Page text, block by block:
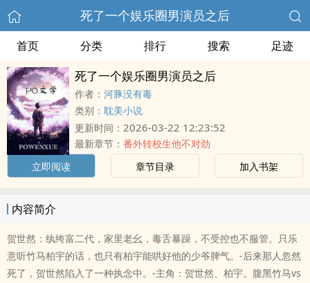
死了一个娱乐圈男演员之后
首页 分类 排行 搜索 足迹
死了一个娱乐圈男演员之后
作者： 河豚没有毒
类别： 耽美小说
更新时间： 2026-03-22 12:23:52
最新章节： 番外转校生他不对劲
立即阅读
章节目录 加入书架
内容简介
贺世然：纨绔富二代，家里老幺，毒舌暴躁，不受控也不服管。只乐
意听竹马柏宇的话，也只有柏宇能哄好他的少爷脾气。-后来那人忽然
死了，贺世然陷入了一种执念中。-主角：贺世然、柏宇。腹黑竹马vs